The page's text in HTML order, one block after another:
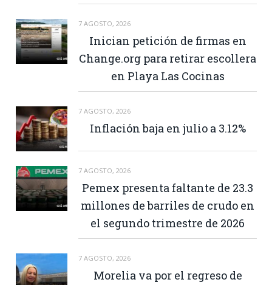
7 AGOSTO, 2026
Inician petición de firmas en
Change.org para retirar escollera
en Playa Las Cocinas
7 AGOSTO, 2026
Inflación baja en julio a 3.12%
7 AGOSTO, 2026
Pemex presenta faltante de 23.3
millones de barriles de crudo en
el segundo trimestre de 2026
7 AGOSTO, 2026
Morelia va por el regreso de